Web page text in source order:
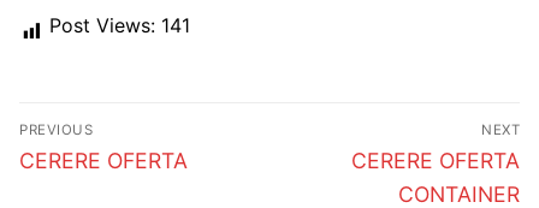
Post Views: 141
Post
navigation
PREVIOUS
Previous
CERERE OFERTA
NEXT
Next
CERERE OFERTA
CONTAINER